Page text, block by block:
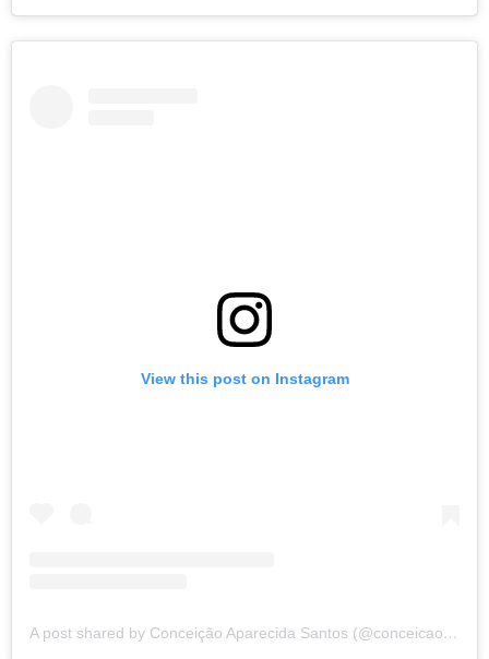
View this post on Instagram
A post shared by Conceição Aparecida Santos (@conceicao.a.santos)